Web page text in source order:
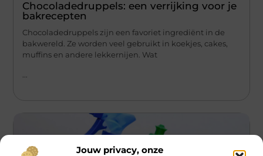
Jouw privacy, onze
Chocoladedruppels: een verrijking voor je
bakrecepten
Chocoladedruppels zijn een favoriet ingrediënt in de
bakwereld. Ze worden veel gebruikt in koekjes, cakes,
muffins en andere lekkernijen. Wat